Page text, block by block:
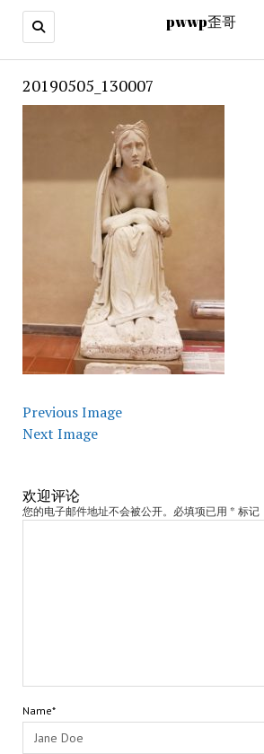
pwwp歪哥
20190505_130007
Previous Image
Next Image
欢迎评论
您的电子邮件地址不会被公开。必填项已用 * 标记
Name*